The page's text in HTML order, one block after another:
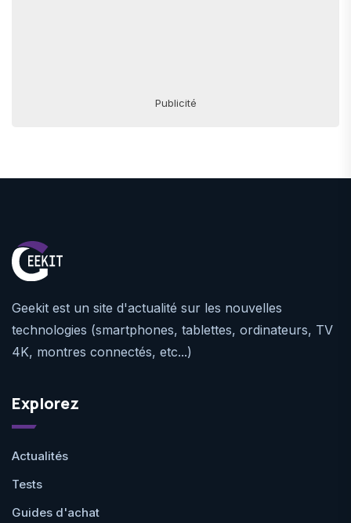
Publicité
Geekit est un site d'actualité sur les nouvelles
technologies (smartphones, tablettes, ordinateurs, TV
4K, montres connectés, etc...)
Explorez
Actualités
Tests
Guides d'achat